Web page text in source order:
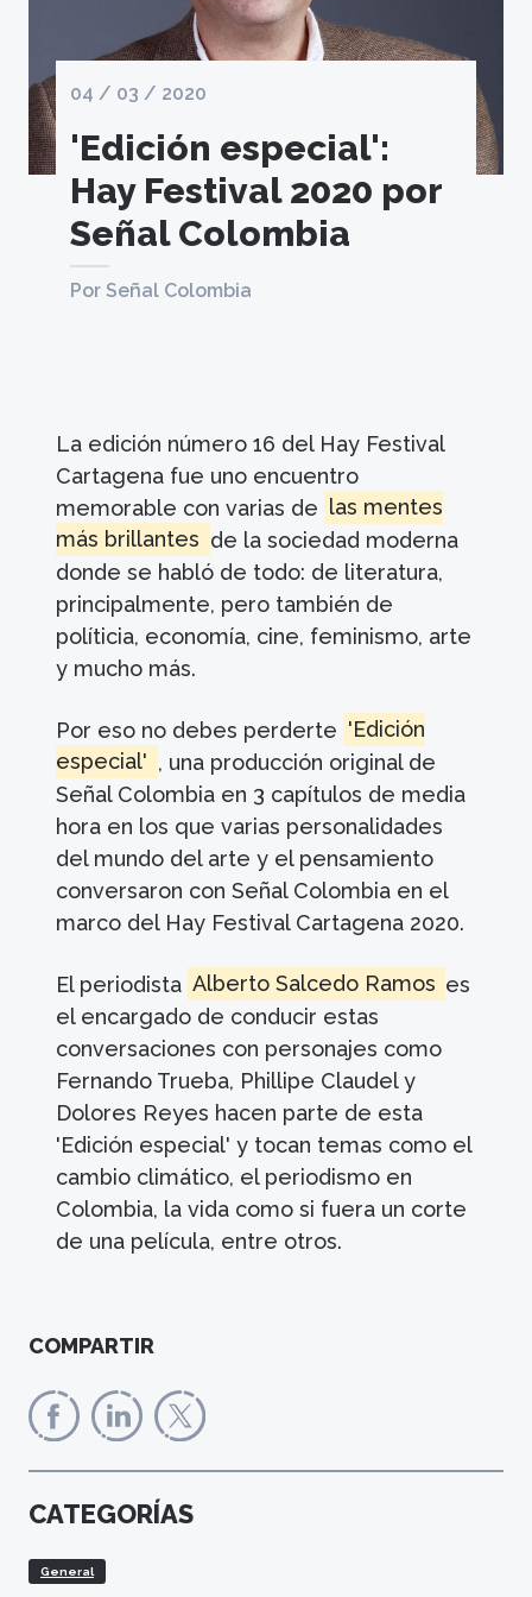
04 / 03 / 2020
'Edición especial':
Hay Festival 2020 por
Señal Colombia
Por Señal Colombia
La edición número 16 del Hay Festival
Cartagena fue uno encuentro
memorable con varias de las mentes
más brillantes de la sociedad moderna
donde se habló de todo: de literatura,
principalmente, pero también de
políticia, economía, cine, feminismo, arte
y mucho más.
Por eso no debes perderte 'Edición
especial' , una producción original de
Señal Colombia en 3 capítulos de media
hora en los que varias personalidades
del mundo del arte y el pensamiento
conversaron con Señal Colombia en el
marco del Hay Festival Cartagena 2020.
El periodista Alberto Salcedo Ramos es
el encargado de conducir estas
conversaciones con personajes como
Fernando Trueba, Phillipe Claudel y
Dolores Reyes hacen parte de esta
'Edición especial' y tocan temas como el
cambio climático, el periodismo en
Colombia, la vida como si fuera un corte
de una película, entre otros.
COMPARTIR
CATEGORÍAS
General